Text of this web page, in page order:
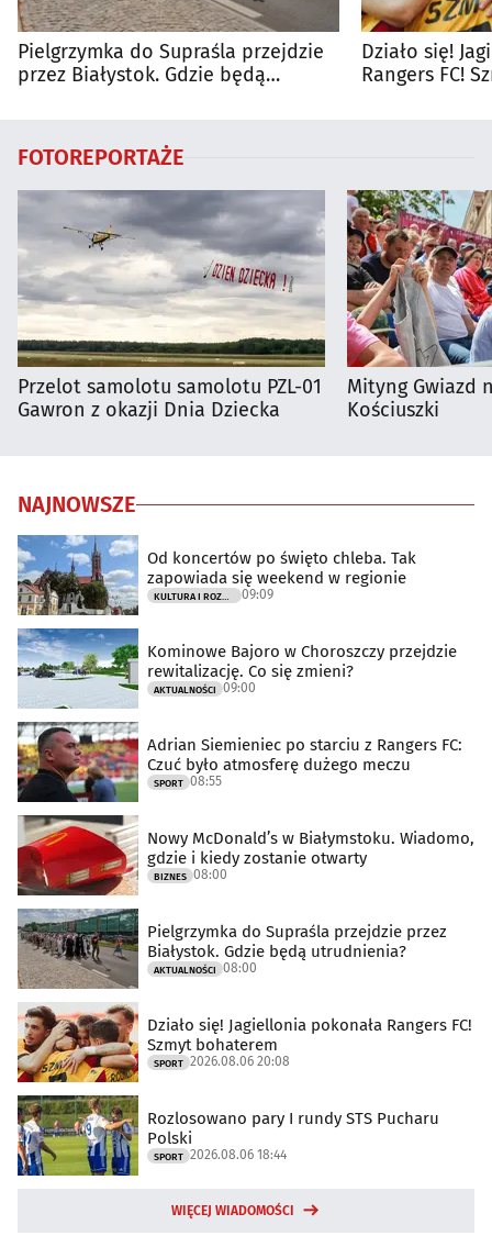
Pielgrzymka do Supraśla przejdzie
przez Białystok. Gdzie będą
Działo się!
Rangers FC!
FOTOREPORTAŻE
Przelot samolotu samolotu PZL-01
Gawron z okazji Dnia Dziecka
Mityng Gwiazd
Kościuszki
NAJNOWSZE
Od koncertów po święto chleba. Tak
zapowiada się weekend w regionie
09:09
Kominowe Bajoro w Choroszczy przejdzie
rewitalizację. Co się zmieni?
AKTUALNOŚCI 09:00
Adrian Siemieniec po starciu z Rangers FC:
Czuć było atmosferę dużego meczu
SPORT 08:55
Nowy McDonald’s w Białymstoku. Wiadomo,
gdzie i kiedy zostanie otwarty
BIZNES 08:00
Pielgrzymka do Supraśla przejdzie przez
Białystok. Gdzie będą utrudnienia?
AKTUALNOŚCI 08:00
Działo się! Jagiellonia pokonała Rangers FC!
Szmyt bohaterem
SPORT 2026.08.06 20:08
Rozlosowano pary I rundy STS Pucharu
Polski
SPORT 2026.08.06 18:44
WIĘCEJ WIADOMOŚCI